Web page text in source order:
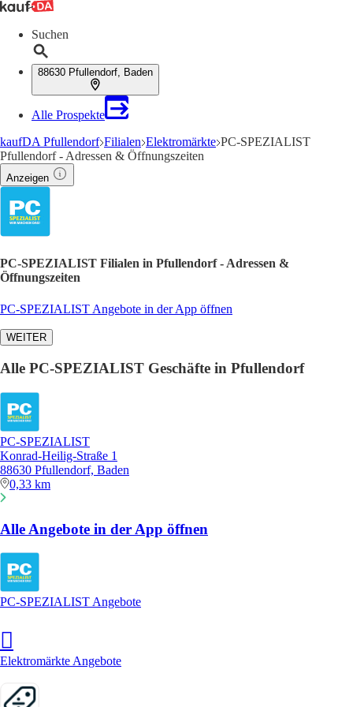
Suchen
88630 Pfullendorf, Baden
Alle Prospekte
kaufDA Pfullendorf Filialen Elektromärkte PC-SPEZIALIST
Pfullendorf - Adressen & Öffnungszeiten
Anzeigen
PC-SPEZIALIST Filialen in Pfullendorf - Adressen &
Öffnungszeiten
PC-SPEZIALIST Angebote in der App öffnen
WEITER
Alle PC-SPEZIALIST Geschäfte in Pfullendorf
PC-SPEZIALIST
Konrad-Heilig-Straße 1
88630 Pfullendorf, Baden
0,33 km
Alle Angebote in der App öffnen
PC-SPEZIALIST Angebote
Elektromärkte Angebote